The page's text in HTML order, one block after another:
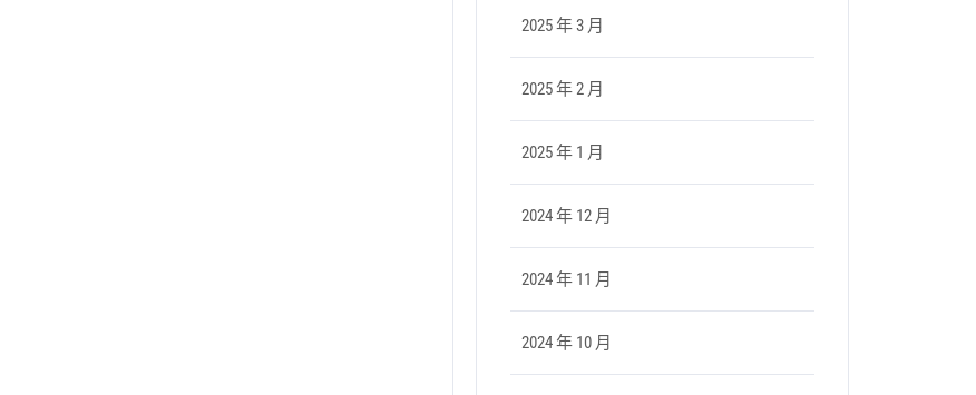
2025 年 3 月
2025 年 2 月
2025 年 1 月
2024 年 12 月
2024 年 11 月
2024 年 10 月